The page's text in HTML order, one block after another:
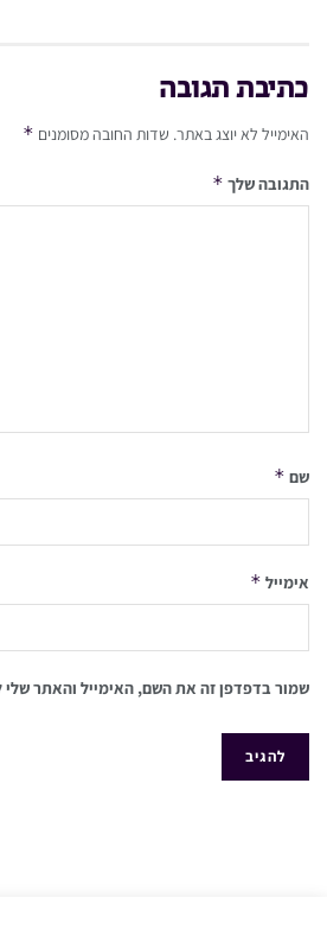
כתיבת תגובה
האימייל לא יוצג באתר. שדות החובה מסומנים *
התגובה שלך *
שם *
אימייל *
שמור בדפדפן זה את השם, האימייל והאתר